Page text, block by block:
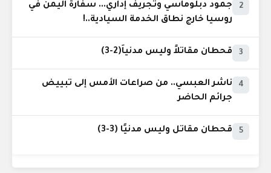
2
جمود دبلوماسي وتجريف إداري... سفارة اليمن في
روسيا خارج نطاق الخدمة السيادية..!
3 قحطان مقاتلاً وليس مدنياً(2-3)
4
ناشر العبسي.. من صراعات الأمس إلى تبييض
جرائم الحاضر
5 قحطان مقاتل وليس مدنيًا (3-3)